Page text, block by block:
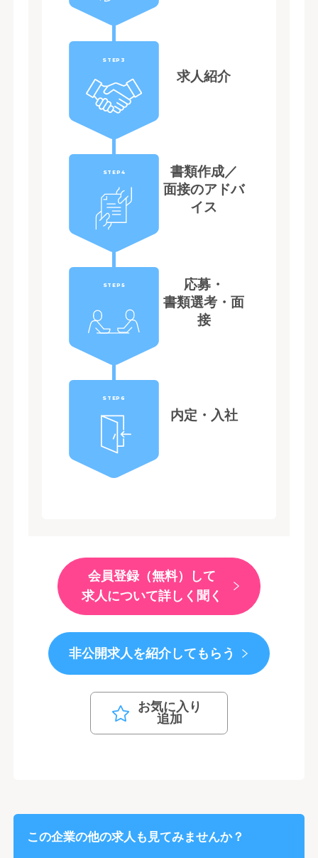
STEP3
求人紹介
STEP4
書類作成／
面接のアドバ
イス
STEP5
応募・
書類選考・面
接
STEP6
内定・入社
会員登録（無料）して
求人について詳しく聞く
非公開求人を紹介してもらう
お気に入り
追加
この企業の他の求人も見てみませんか？